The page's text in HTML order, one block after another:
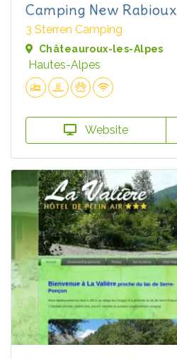
Camping New Rabioux
3 Sterren Camping
Châteauroux-les-Alpes
Hautes-Alpes
Website